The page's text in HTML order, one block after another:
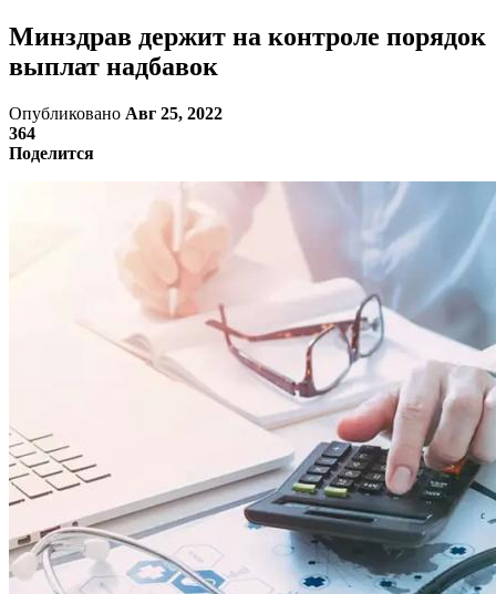
Минздрав держит на контроле порядок
выплат надбавок
Опубликовано Авг 25, 2022
364
Поделится